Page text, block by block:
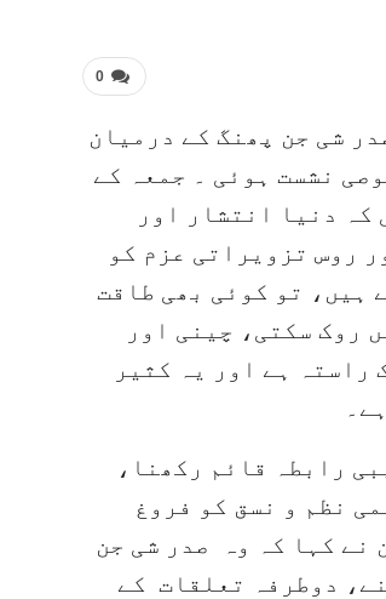
0
شی جن پھنگ کے درمیان
نشست ہوئی ۔ جمعہ کے
کہ دنیا انتشار اور
روس تزویراتی عزم کو
ہیں، تو کوئی بھی طاقت
روک سکتی، چینی اور
ہے اور یہ کثیر
رابطہ قائم رکھنا،
نظم و نسق کو فروغ
نے کہا کہ وہ صدر شی جن
دوطرفہ تعلقات کے